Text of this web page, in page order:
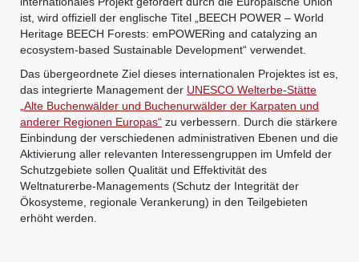
ist, wird offiziell der englische Titel „BEECH POWER – World
Heritage BEECH Forests: emPOWERing and catalyzing an
ecosystem-based Sustainable Development“ verwendet.
Das übergeordnete Ziel dieses internationalen Projektes ist es,
das integrierte Management der UNESCO Welterbe-Stätte
„Alte Buchenwälder und Buchenurwälder der Karpaten und
anderer Regionen Europas“ zu verbessern. Durch die stärkere
Einbindung der verschiedenen administrativen Ebenen und die
Aktivierung aller relevanten Interessengruppen im Umfeld der
Schutzgebiete sollen Qualität und Effektivität des
Weltnaturerbe-Managements (Schutz der Integrität der
Ökosysteme, regionale Verankerung) in den Teilgebieten
erhöht werden.